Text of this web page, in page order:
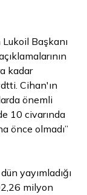
Başkanı
kadar
Cihan'ın
önemli
10 civarında
önce olmadı”
yayımladığı
milyon